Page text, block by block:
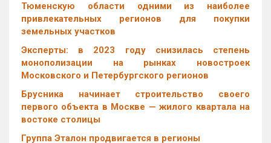
Тюменскую области одними из наиболее
привлекательных регионов для покупки
земельных участков
Эксперты: в 2023 году снизилась степень
монополизации на рынках новостроек
Московского и Петербургского регионов
Брусника начинает строительство своего
первого объекта в Москве — жилого квартала на
востоке столицы
Группа Эталон продвигается в регионы